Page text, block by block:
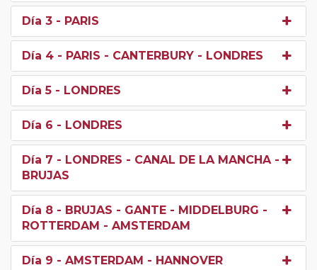
Día 3 - PARIS
Día 4 - PARIS - CANTERBURY - LONDRES
Día 5 - LONDRES
Día 6 - LONDRES
Día 7 - LONDRES - CANAL DE LA MANCHA -
BRUJAS
Día 8 - BRUJAS - GANTE - MIDDELBURG -
ROTTERDAM - AMSTERDAM
Día 9 - AMSTERDAM - HANNOVER